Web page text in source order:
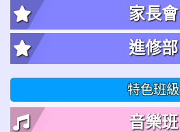
家長會
進修部
特色班級
音樂班